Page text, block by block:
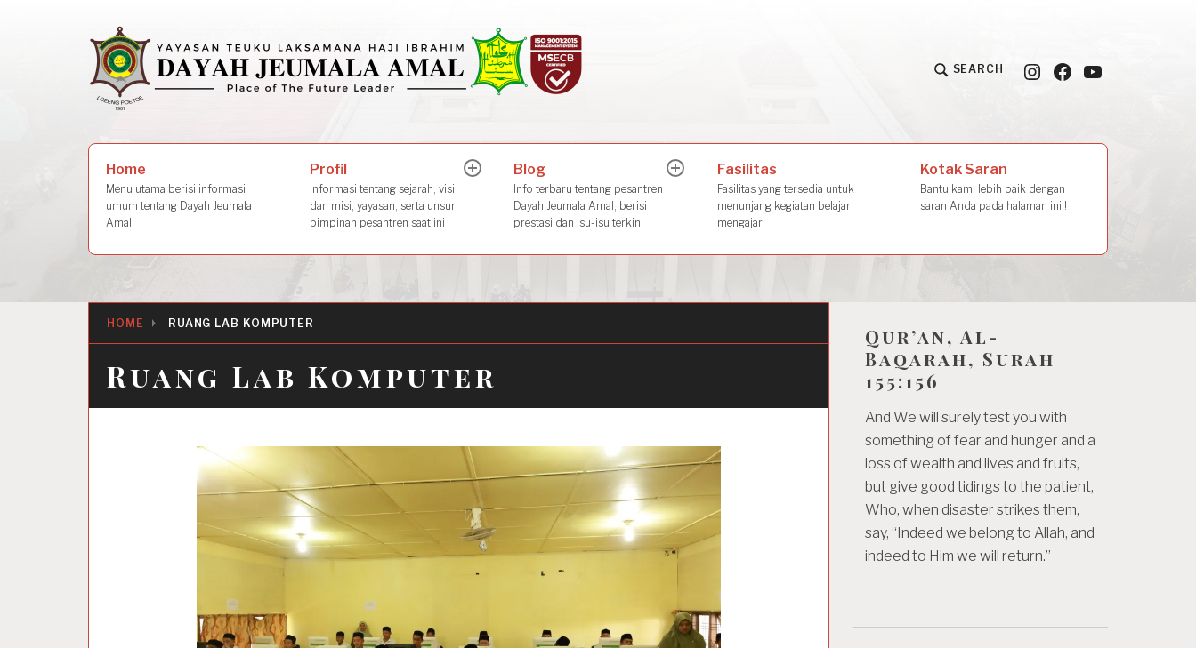
SEARCH Instagram
FacebookYouTube
Home
Menu utama berisi informasi
umum tentang Dayah Jeumala
Amal
Profil
Informasi tentang sejarah, visi
dan misi, yayasan, serta unsur
pimpinan pesantren saat ini
expandBlog
Info terbaru tentang pesantren
Dayah Jeumala Amal, berisi
prestasi dan isu-isu terkini
expandFasilitas
Fasilitas yang tersedia untuk
menunjang kegiatan belajar
mengajar
Kotak Saran
Bantu kami lebih baik dengan
saran Anda pada halaman ini !
HOME RUANG LAB KOMPUTER
Ruang Lab Komputer
Qur’an, Al-
Baqarah, Surah
155:156
And We will surely test you with
something of fear and hunger and a
loss of wealth and lives and fruits,
but give good tidings to the patient,
Who, when disaster strikes them,
say, “Indeed we belong to Allah, and
indeed to Him we will return.”